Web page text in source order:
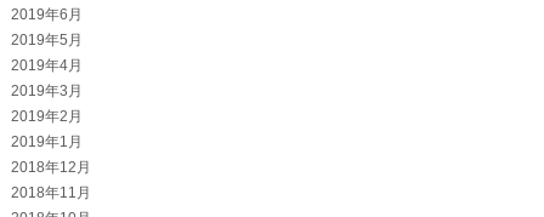
2019年6月
2019年5月
2019年4月
2019年3月
2019年2月
2019年1月
2018年12月
2018年11月